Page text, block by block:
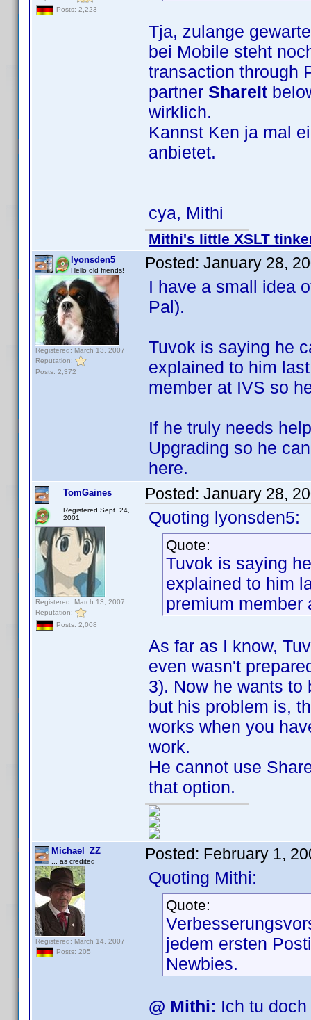
Posts: 2,223
Tja, zulange
bei Mobile steht
transaction through
partner ShareIt
wirklich.
Kannst Ken ja mal
anbietet.
cya, Mithi
Mithi's little XSLT
lyonsden5
Hello old friends!
Registered: March 13, 2007
Reputation:
Posts: 2,372
Posted: January 28,
I have a small idea
Pal).
Tuvok is saying he
explained to him
member at IVS so
If he truly needs
Upgrading so he
here.
TomGaines
Registered Sept. 24,
2001
Registered: March 13, 2007
Reputation:
Posts: 2,008
Posted: January 28,
Quoting lyonsden5:
Quote:
Tuvok is saying
explained to him
premium member
As far as I know,
even wasn't
3). Now he wants to
but his problem is,
works when you
work.
He cannot use
that option.
Michael_ZZ
... as credited
Registered: March 14, 2007
Posts: 205
Posted: February 1,
Quoting Mithi:
Quote:
jedem ersten
Newbies.
@ Mithi: Ich tu